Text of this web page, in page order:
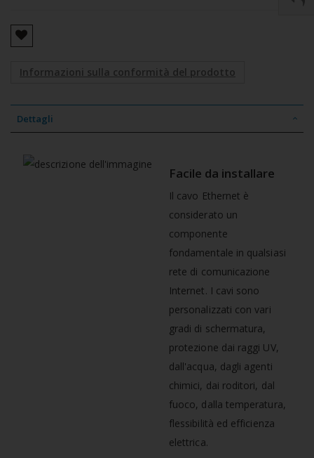
Informazioni sulla conformità del prodotto
Dettagli
Facile da installare
Il cavo Ethernet è
considerato un
componente
fondamentale in qualsiasi
rete di comunicazione
Internet. I cavi sono
personalizzati con vari
gradi di schermatura,
protezione dai raggi UV,
dall'acqua, dagli agenti
chimici, dai roditori, dal
fuoco, dalla temperatura,
flessibilità ed efficienza
elettrica.